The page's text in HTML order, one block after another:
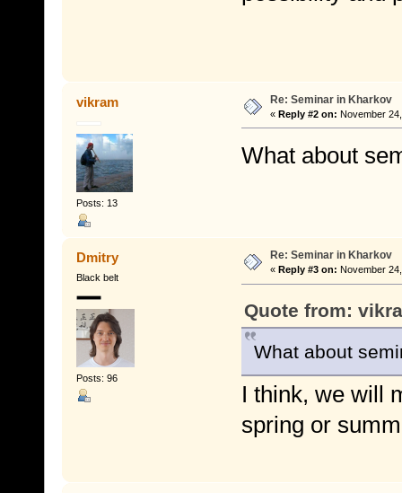
vikram
Posts: 13
Re: Seminar in Kharkov
« Reply #2 on: November
What about
Dmitry
Black belt
Posts: 96
Re: Seminar in Kharkov
« Reply #3 on: November
Quote from:
What about
I think, we will
spring or